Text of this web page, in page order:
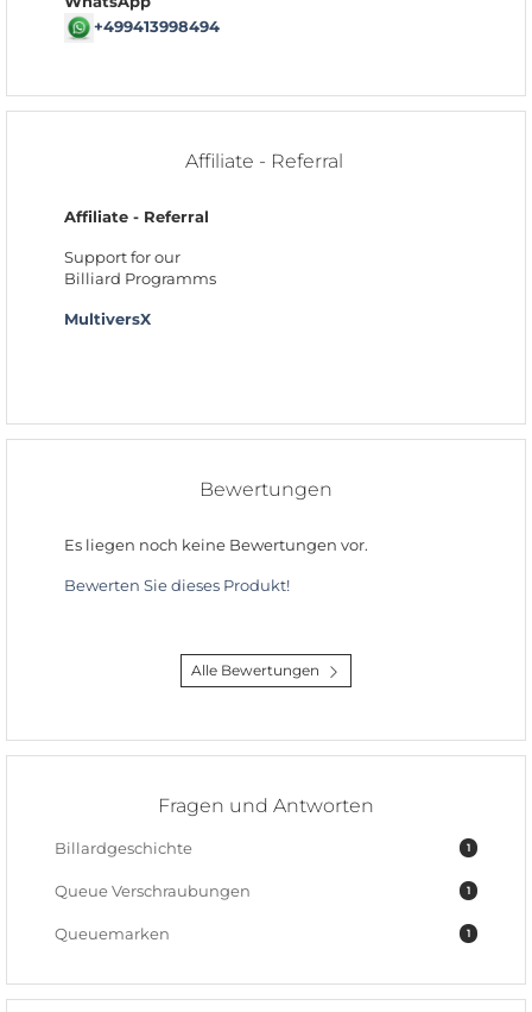
+499413998494
Affiliate - Referral
Affiliate - Referral
Support for our
Billiard Programms
MultiversX
Bewertungen
Es liegen noch keine Bewertungen vor.
Bewerten Sie dieses Produkt!
Alle Bewertungen
Fragen und Antworten
1
Billardgeschichte
1
Queue Verschraubungen
1
Queuemarken